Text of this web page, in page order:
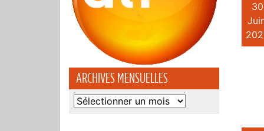
ARCHIVES MENSUELLES
Archives
30